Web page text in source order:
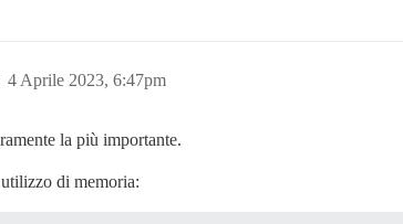
4 Aprile 2023, 6:47pm
la più importante.
di memoria: